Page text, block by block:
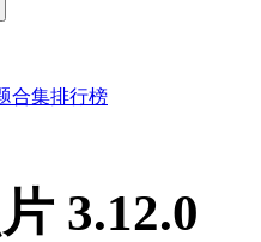
合集排行榜
3.12.0